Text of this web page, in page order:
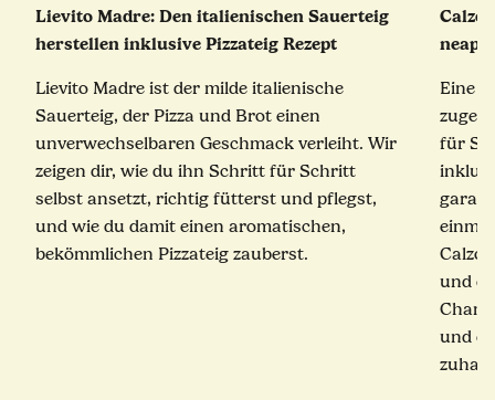
Lievito Madre: Den italienischen Sauerteig
herstellen inklusive Pizzateig Rezept
Lievito Madre ist der milde italienische
Sauerteig, der Pizza und Brot einen
unverwechselbaren Geschmack verleiht. Wir
zeigen dir, wie du ihn Schritt für Schritt
selbst ansetzt, richtig fütterst und pflegst,
und wie du damit einen aromatischen,
bekömmlichen Pizzateig zauberst.
Eine
für
und
und